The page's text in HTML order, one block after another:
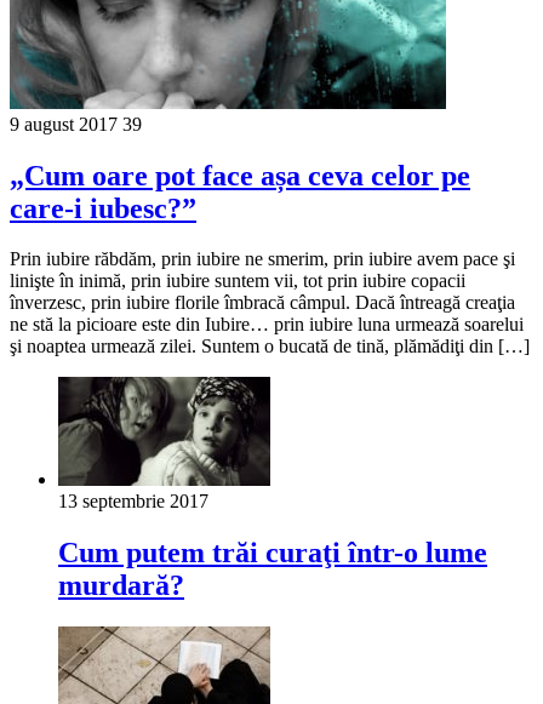
9 august 2017 39
„Cum oare pot face așa ceva celor pe
care-i iubesc?”
Prin iubire răbdăm, prin iubire ne smerim, prin iubire avem pace şi
linişte în inimă, prin iubire suntem vii, tot prin iubire copacii
înverzesc, prin iubire florile îmbracă câmpul. Dacă întreagă creaţia
ne stă la picioare este din Iubire… prin iubire luna urmează soarelui
şi noaptea urmează zilei. Suntem o bucată de tină, plămădiţi din […]
13 septembrie 2017
Cum putem trăi curaţi într-o lume
murdară?